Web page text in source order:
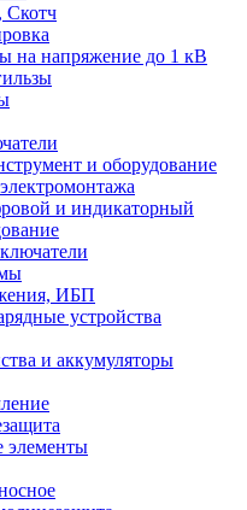
Скотч
на напряжение до 1 кВ
и оборудование
и индикаторный
ИБП
устройства
и аккумуляторы
элементы